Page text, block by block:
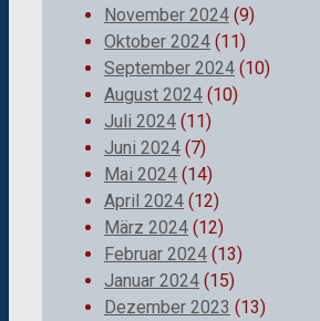
November 2024 (9)
Oktober 2024 (11)
September 2024 (10)
August 2024 (10)
Juli 2024 (11)
Juni 2024 (7)
Mai 2024 (14)
April 2024 (12)
März 2024 (12)
Februar 2024 (13)
Januar 2024 (15)
Dezember 2023 (13)